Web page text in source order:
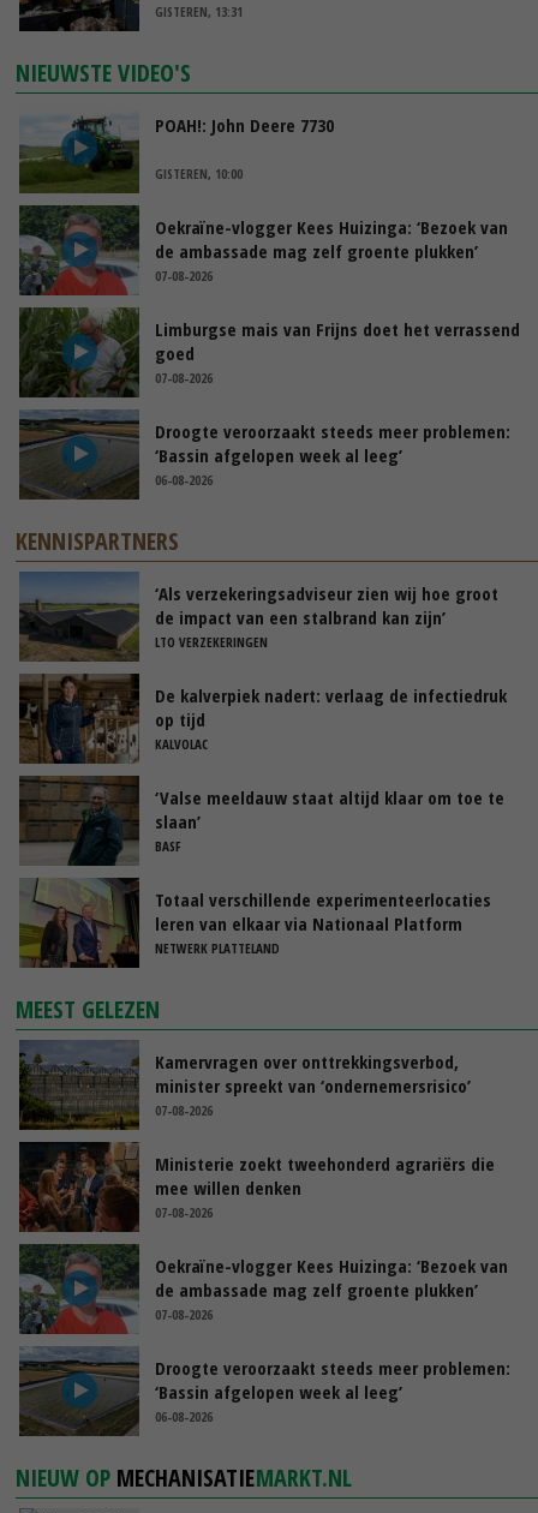
GISTEREN, 13:31
NIEUWSTE VIDEO'S
POAH!: John Deere 7730
GISTEREN, 10:00
Oekraïne-vlogger Kees Huizinga: ‘Bezoek van
de ambassade mag zelf groente plukken’
07-08-2026
Limburgse mais van Frijns doet het verrassend
goed
07-08-2026
Droogte veroorzaakt steeds meer problemen:
‘Bassin afgelopen week al leeg’
06-08-2026
KENNISPARTNERS
‘Als verzekeringsadviseur zien wij hoe groot
de impact van een stalbrand kan zijn’
LTO VERZEKERINGEN
De kalverpiek nadert: verlaag de infectiedruk
op tijd
KALVOLAC
‘Valse meeldauw staat altijd klaar om toe te
slaan’
BASF
Totaal verschillende experimenteerlocaties
leren van elkaar via Nationaal Platform
NETWERK PLATTELAND
MEEST GELEZEN
Kamervragen over onttrekkingsverbod,
minister spreekt van ‘ondernemersrisico’
07-08-2026
Ministerie zoekt tweehonderd agrariërs die
mee willen denken
07-08-2026
Oekraïne-vlogger Kees Huizinga: ‘Bezoek van
de ambassade mag zelf groente plukken’
07-08-2026
Droogte veroorzaakt steeds meer problemen:
‘Bassin afgelopen week al leeg’
06-08-2026
NIEUW OP MECHANISATIEMARKT.NL